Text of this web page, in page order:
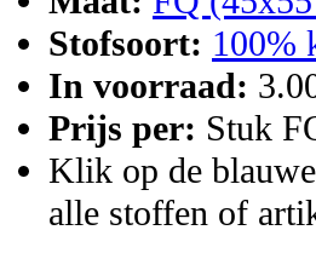
Stofsoort: 100%
In voorraad:
Prijs per: Stuk
Klik op de
alle stoffen of